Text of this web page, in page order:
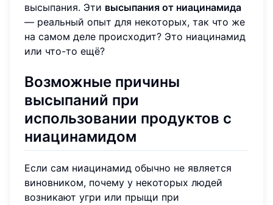
высыпания. Эти высыпания от ниацинамида
— реальный опыт для некоторых, так что же
на самом деле происходит? Это ниацинамид
или что-то ещё?
Возможные причины
высыпаний при
использовании продуктов с
ниацинамидом
Если сам ниацинамид обычно не является
виновником, почему у некоторых людей
возникают угри или прыщи при